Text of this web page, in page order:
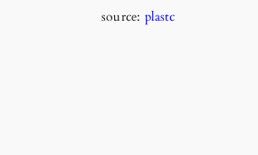
source: plastc